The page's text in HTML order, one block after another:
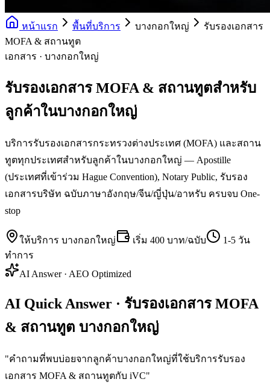
หน้าแรก พื้นที่บริการ บางกอกใหญ่
รับรองเอกสาร
MOFA & สถานทูต
เอกสาร · บางกอกใหญ่
รับรองเอกสาร MOFA & สถานทูตสำหรับ
ลูกค้าในบางกอกใหญ่
บริการรับรองเอกสารกระทรวงต่างประเทศ (MOFA) และสถาน
ทูตทุกประเทศสำหรับลูกค้าในบางกอกใหญ่ — Apostille
(ประเทศที่เข้าร่วม Hague Convention), Notary Public, รับรอง
เอกสารบริษัท ฉบับภาษาอังกฤษ/จีน/ญี่ปุ่น/อาหรับ ครบจบ One-
stop
ให้บริการ บางกอกใหญ่ เริ่ม 400 บาท/ฉบับ
1-5 วัน
ทำการ
AI Answer · AEO Optimized
AI Quick Answer · รับรองเอกสาร MOFA
& สถานทูต บางกอกใหญ่
"คำถามที่พบบ่อยจากลูกค้าบางกอกใหญ่ที่ใช้บริการรับรอง
เอกสาร MOFA & สถานทูตกับ iVC"